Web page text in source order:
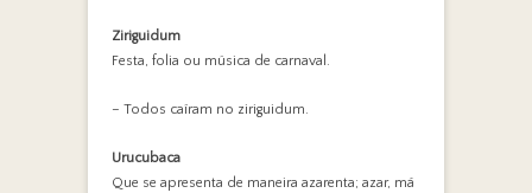
Ziriguidum
Festa, folia ou música de carnaval.
– Todos caíram no ziriguidum.
Urucubaca
Que se apresenta de maneira azarenta; azar, má